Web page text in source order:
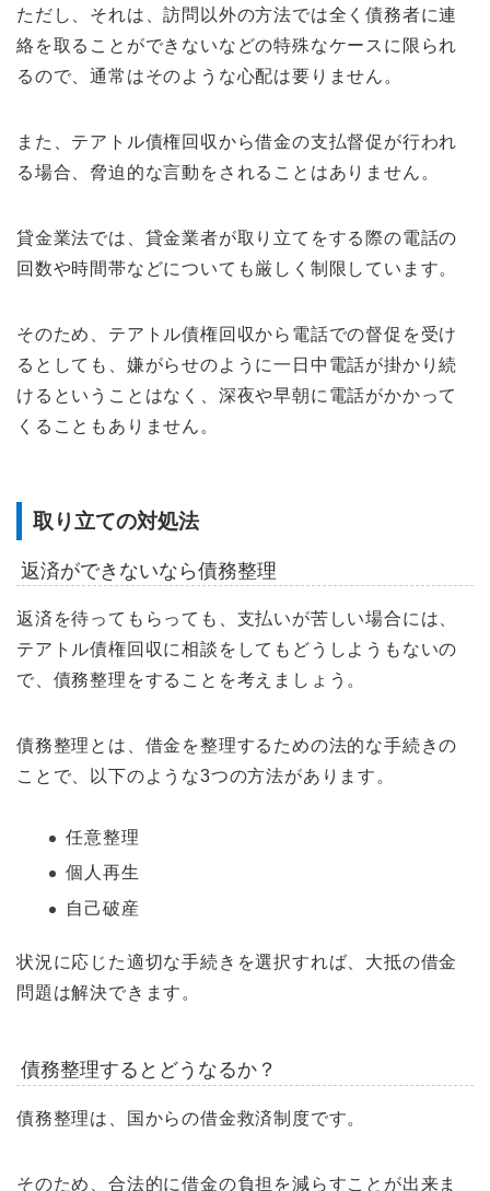
ただし、それは、訪問以外の方法では全く債務者に連
絡を取ることができないなどの特殊なケースに限られ
るので、通常はそのような心配は要りません。
また、テアトル債権回収から借金の支払督促が行われ
る場合、脅迫的な言動をされることはありません。
貸金業法では、貸金業者が取り立てをする際の電話の
回数や時間帯などについても厳しく制限しています。
そのため、テアトル債権回収から電話での督促を受け
るとしても、嫌がらせのように一日中電話が掛かり続
けるということはなく、深夜や早朝に電話がかかって
くることもありません。
取り立ての対処法
返済ができないなら債務整理
返済を待ってもらっても、支払いが苦しい場合には、
テアトル債権回収に相談をしてもどうしようもないの
で、債務整理をすることを考えましょう。
債務整理とは、借金を整理するための法的な手続きの
ことで、以下のような3つの方法があります。
任意整理
個人再生
自己破産
状況に応じた適切な手続きを選択すれば、大抵の借金
問題は解決できます。
債務整理するとどうなるか？
債務整理は、国からの借金救済制度です。
そのため、合法的に借金の負担を減らすことが出来ま